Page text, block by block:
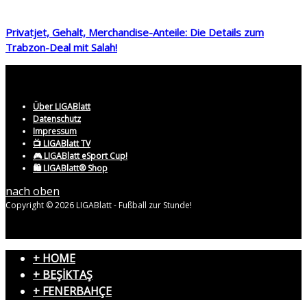
Privatjet, Gehalt, Merchandise-Anteile: Die Details zum
Trabzon-Deal mit Salah!
Über LIGABlatt
Datenschutz
Impressum
📺 LIGABlatt TV
🎮 LIGABlatt eSport Cup!
🛍️ LIGABlatt® Shop
nach oben
Copyright © 2026 LIGABlatt - Fußball zur Stunde!
+ HOME
+ BEŞİKTAŞ
+ FENERBAHÇE